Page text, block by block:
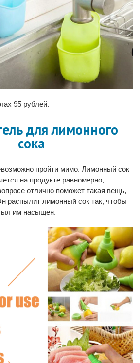
95 рублей.
для лимонного
сока
пройти мимо. Лимонный сок
на продукте равномерно,
отлично поможет такая вещь,
распылит лимонный сок так, чтобы
им насыщен.